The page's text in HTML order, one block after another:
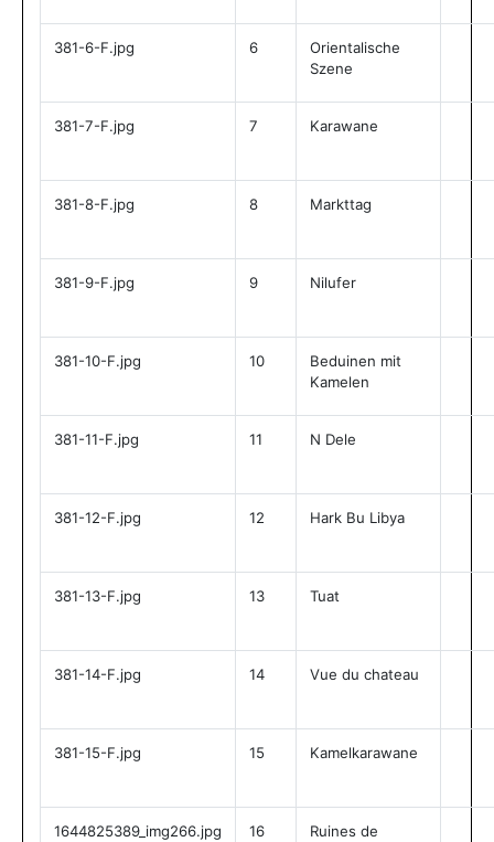
381-6-F.jpg 6
Orientalische
Szene
381-7-F.jpg 7 Karawane
381-8-F.jpg 8 Markttag
381-9-F.jpg 9 Nilufer
381-10-F.jpg 10
Beduinen mit
Kamelen
381-11-F.jpg 11 N Dele
381-12-F.jpg 12 Hark Bu Libya
381-13-F.jpg 13 Tuat
381-14-F.jpg 14 Vue du chateau
381-15-F.jpg 15 Kamelkarawane
1644825389_img266.jpg 16
Ruines de